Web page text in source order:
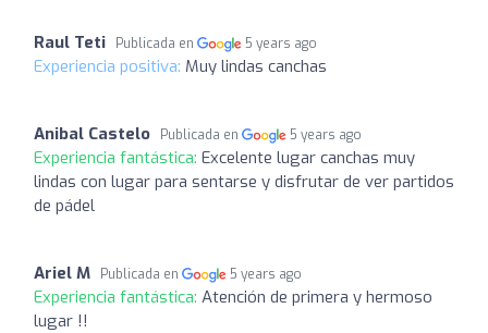
Raul Teti Publicada en 5 years ago
Experiencia positiva: Muy lindas canchas
Anibal Castelo Publicada en 5 years ago
Experiencia fantástica: Excelente lugar canchas muy
lindas con lugar para sentarse y disfrutar de ver partidos
de pádel
Ariel M Publicada en 5 years ago
Experiencia fantástica: Atención de primera y hermoso
lugar !!